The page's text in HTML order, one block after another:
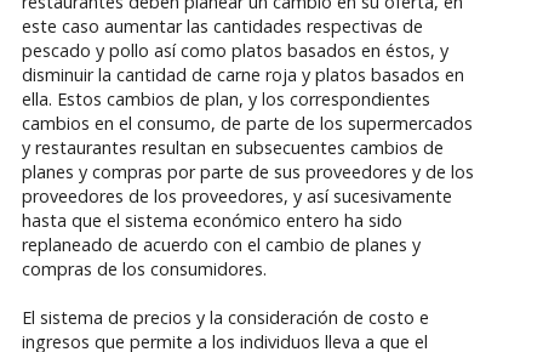
este caso aumentar las cantidades respectivas de
pescado y pollo así como platos basados en éstos, y
disminuir la cantidad de carne roja y platos basados en
ella. Estos cambios de plan, y los correspondientes
cambios en el consumo, de parte de los supermercados
y restaurantes resultan en subsecuentes cambios de
planes y compras por parte de sus proveedores y de los
proveedores de los proveedores, y así sucesivamente
hasta que el sistema económico entero ha sido
replaneado de acuerdo con el cambio de planes y
compras de los consumidores.
El sistema de precios y la consideración de costo e
ingresos que permite a los individuos lleva a que el